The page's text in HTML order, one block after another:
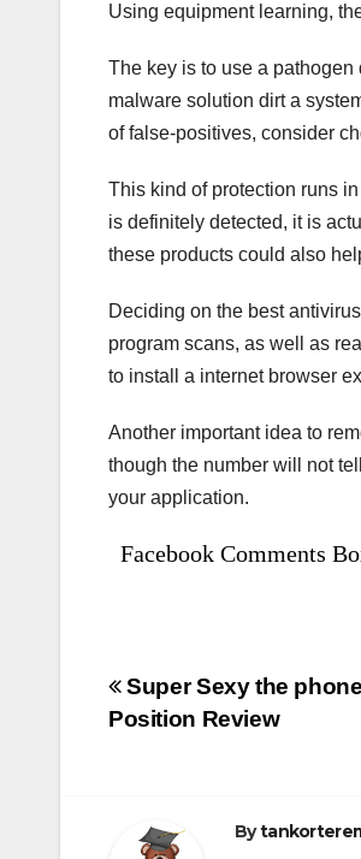
Using equipment learning,
The key is to use a
malware solution dirt a
of false-positives, consider
This kind of protection runs
is definitely detected, it is
these products could also
Deciding on the best
program scans, as well as
to install a internet browser
Another important idea to
though the number will not
your application.
Facebook Comments
Bejegyzés
Super Sexy the
Position Review
By